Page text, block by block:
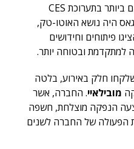
אחד התחומים המובילים והבולטים ביותר בתערוכת CES
היה נושא האוטו-טק,
פיתוחים וחידושים
למתקדמת ובטוחה יותר.
חלק באירוע, בלטה
מובילאיי. החברה, אשר
הנפקה מוצלחת, חשפה
הפעולה של החברה לשנים